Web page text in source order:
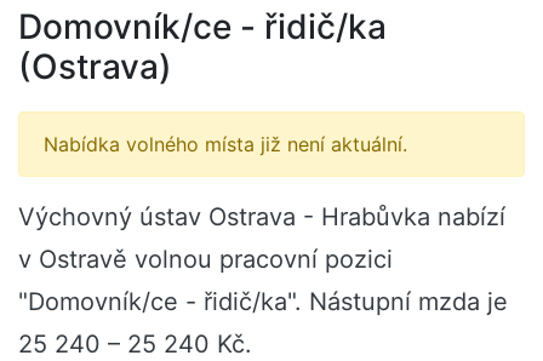
Domovník/ce - řidič/ka
(Ostrava)
Nabídka volného místa již není aktuální.
Výchovný ústav Ostrava - Hrabůvka nabízí
v Ostravě volnou pracovní pozici
"Domovník/ce - řidič/ka". Nástupní mzda je
25 240 – 25 240 Kč.